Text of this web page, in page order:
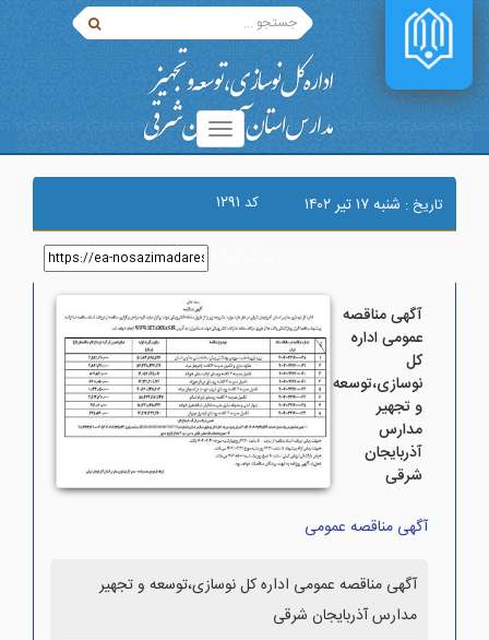
تاریخ : شنبه ۱۷ تير ۱۴۰۲ کد ۱۲۹۱
آگهی مناقصه
عمومی اداره
کل
نوسازی،توسعه
و تجهیر
مدارس
آذربایجان
شرقی
آگهی مناقصه عمومی
آگهی مناقصه عمومی اداره کل نوسازی،توسعه و تجهیر
مدارس آذربایجان شرقی